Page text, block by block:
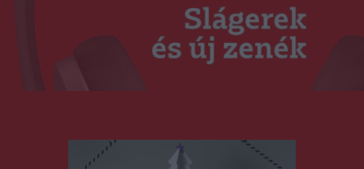
Duma Duba
Podcast és videók
Stáb
Kapcsolat